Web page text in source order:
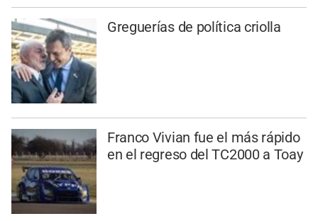
Greguerías de política criolla
Franco Vivian fue el más rápido
en el regreso del TC2000 a Toay